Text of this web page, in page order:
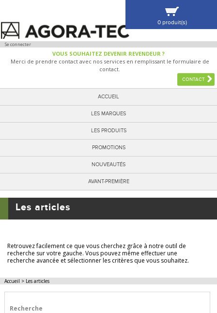
Se connecter
VOUS SOUHAITEZ DEVENIR REVENDEUR ?
Merci de prendre contact avec nos services en remplissant le formulaire de
contact.
CONTACT
ACCUEIL
LES MARQUES
LES PRODUITS
PROMOTIONS
NOUVEAUTÉS
AVANT-PREMIÈRE
0 produit(s)
VOIR MA SÉLECTION
Les articles
Retrouvez facilement ce que vous cherchez grâce à notre outil de
recherche sur votre gauche. Vous pouvez même effectuer une
recherche avancée et sélectionner les critères que vous souhaitez.
Accueil > Les articles
Recherche